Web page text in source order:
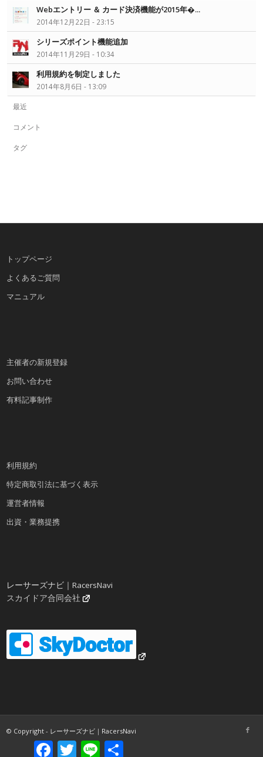
Webエントリー ＆ カード決済機能が2015年�...
2014年12月22日 - 23:15
シリーズポイント機能追加
2014年11月29日 - 10:34
利用規約を制定しました
2014年8月6日 - 13:09
最近
コメント
タグ
トップページ
よくあるご質問
マニュアル
主催者の新規登録
お問い合わせ
有料記事制作
利用規約
特定商取引法に基づく表示
運営者情報
出資・業務提携
レーサーズナビ｜RacersNavi
スカイドア合同会社
© Copyright - レーサーズナビ｜RacersNavi
FacebookTwitterLine